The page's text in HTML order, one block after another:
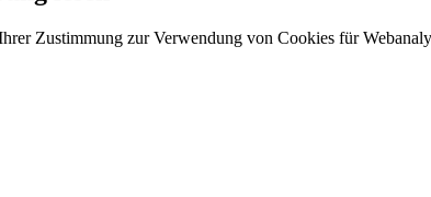
Zustimmung zur Verwendung von Cookies für